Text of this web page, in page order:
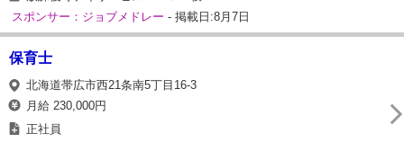
スポンサー：ジョブメドレー - 掲載日:8月7日
保育士
北海道帯広市西21条南5丁目16‐3
月給 230,000円
正社員